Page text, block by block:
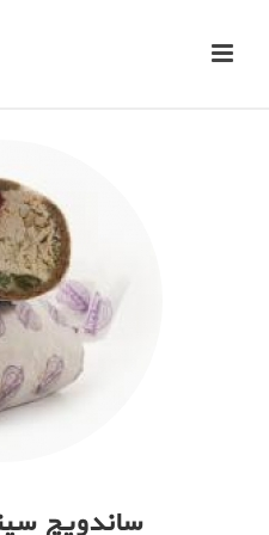
ساندویچ